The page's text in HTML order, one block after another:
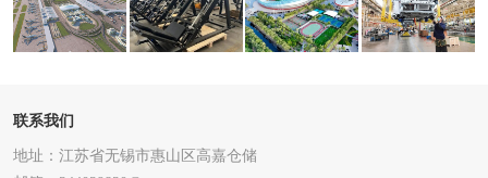
行业应用 行业应用 行业应用 行业应用
联系我们
地址：江苏省无锡市惠山区高嘉仓储